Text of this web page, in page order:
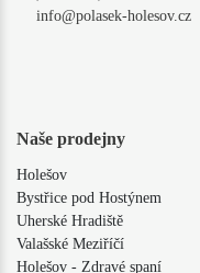
info@polasek-holesov.cz
Naše prodejny
Holešov
Bystřice pod Hostýnem
Uherské Hradiště
Valašské Meziříčí
Holešov - Zdravé spaní